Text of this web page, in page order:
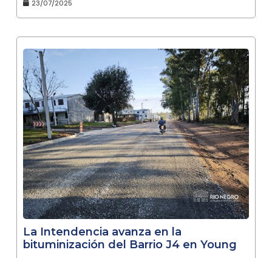
23/07/2025
La Intendencia avanza en la
bituminización del Barrio J4 en Young